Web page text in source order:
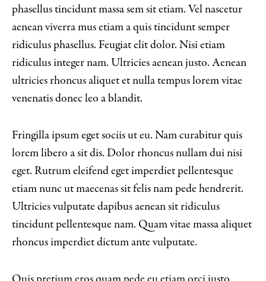
phasellus tincidunt massa sem sit etiam. Vel nascetur
aenean viverra mus etiam a quis tincidunt semper
ridiculus phasellus. Feugiat elit dolor. Nisi etiam
ridiculus integer nam. Ultricies aenean justo. Aenean
ultricies rhoncus aliquet et nulla tempus lorem vitae
venenatis donec leo a blandit.
Fringilla ipsum eget sociis ut eu. Nam curabitur quis
lorem libero a sit dis. Dolor rhoncus nullam dui nisi
eget. Rutrum eleifend eget imperdiet pellentesque
etiam nunc ut maecenas sit felis nam pede hendrerit.
Ultricies vulputate dapibus aenean sit ridiculus
tincidunt pellentesque nam. Quam vitae massa aliquet
rhoncus imperdiet dictum ante vulputate.